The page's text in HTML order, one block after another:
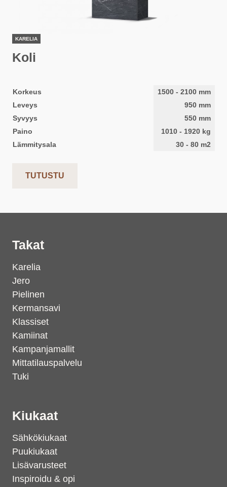
KARELIA
Koli
Korkeus 1500 - 2100 mm
Leveys
950 mm
Syvyys
550 mm
Paino
1010 - 1920 kg
Lämmitysala
30 - 80 m2
TUTUSTU
Takat
Karelia
Jero
Pielinen
Kermansavi
Klassiset
Kamiinat
Kampanjamallit
Mittatilauspalvelu
Tuki
Kiukaat
Sähkökiukaat
Puukiukaat
Lisävarusteet
Inspiroidu & opi